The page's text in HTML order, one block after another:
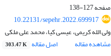
صفحه127-138
10.22131/sepehr.2022.699917
ولی الله کریمی، عیسی کیا، محمد علی ملکی
مشاهده مقاله
اصل مقاله 303.47 K